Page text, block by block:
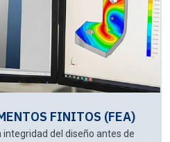
FINITOS (FEA)
integridad del diseño antes de